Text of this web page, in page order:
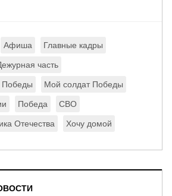
Афиша Главные кадры
часть
Мой солдат Победы
Победа СВО
Отечества Хочу домой